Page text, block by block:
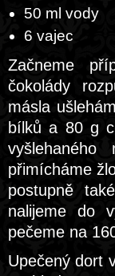
50 ml vody
6 vajec
Začneme
čokolády
másla
bílků a 80 g
přimícháme
postupně
nalijeme do
pečeme na
Upečený dort